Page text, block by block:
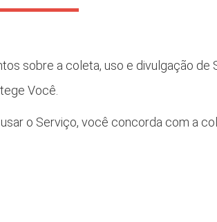
sobre a coleta, uso e divulgação de
Você.
o Serviço, você concorda com a